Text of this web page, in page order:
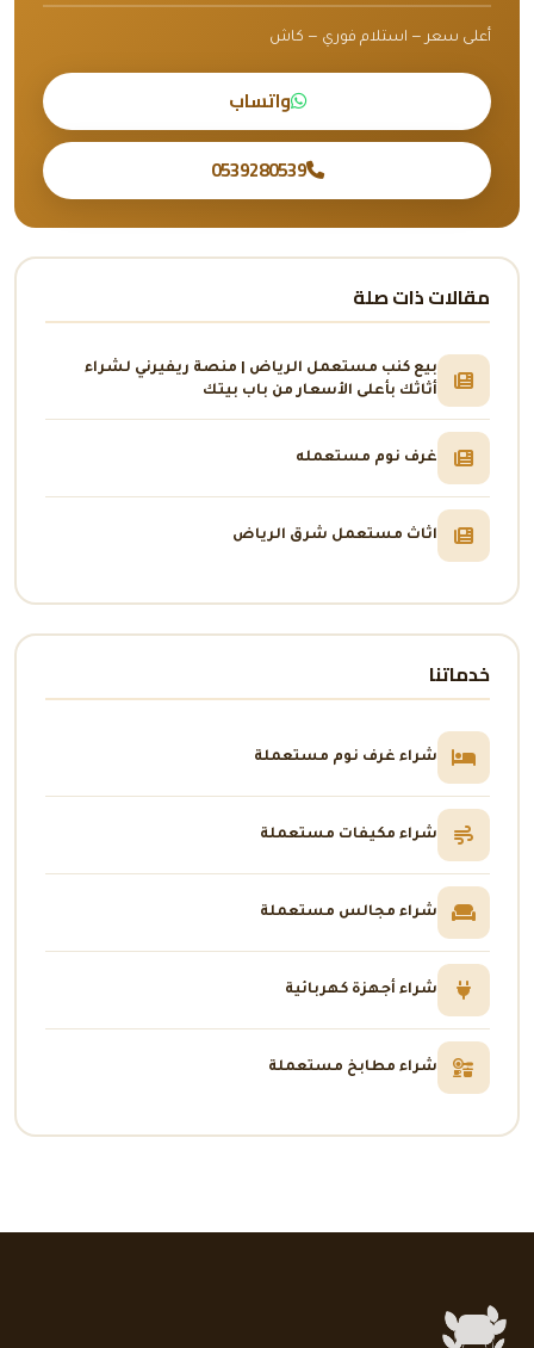
أعلى سعر — استلام فوري — كاش
واتساب
0539280539
مقالات ذات صلة
بيع كنب مستعمل الرياض | منصة ريفيرني لشراء
أثاثك بأعلى الأسعار من باب بيتك
غرف نوم مستعمله
اثاث مستعمل شرق الرياض
خدماتنا
شراء غرف نوم مستعملة
شراء مكيفات مستعملة
شراء مجالس مستعملة
شراء أجهزة كهربائية
شراء مطابخ مستعملة